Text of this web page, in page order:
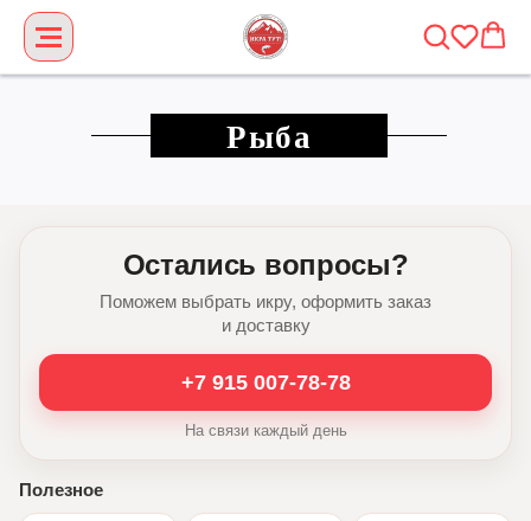
Рыба
Остались вопросы?
Поможем выбрать икру, оформить заказ
и доставку
+7 915 007-78-78
На связи каждый день
Полезное